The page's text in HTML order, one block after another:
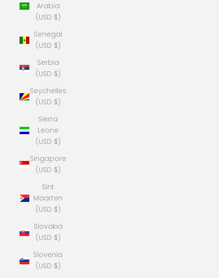
Arabia
(USD $)
Senegal
(USD $)
Serbia
(USD $)
Seychelles
(USD $)
Sierra
Leone
(USD $)
Singapore
(USD $)
Sint
Maarten
(USD $)
Slovakia
(USD $)
Slovenia
(USD $)